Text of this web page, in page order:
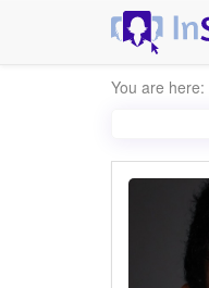
You are here: